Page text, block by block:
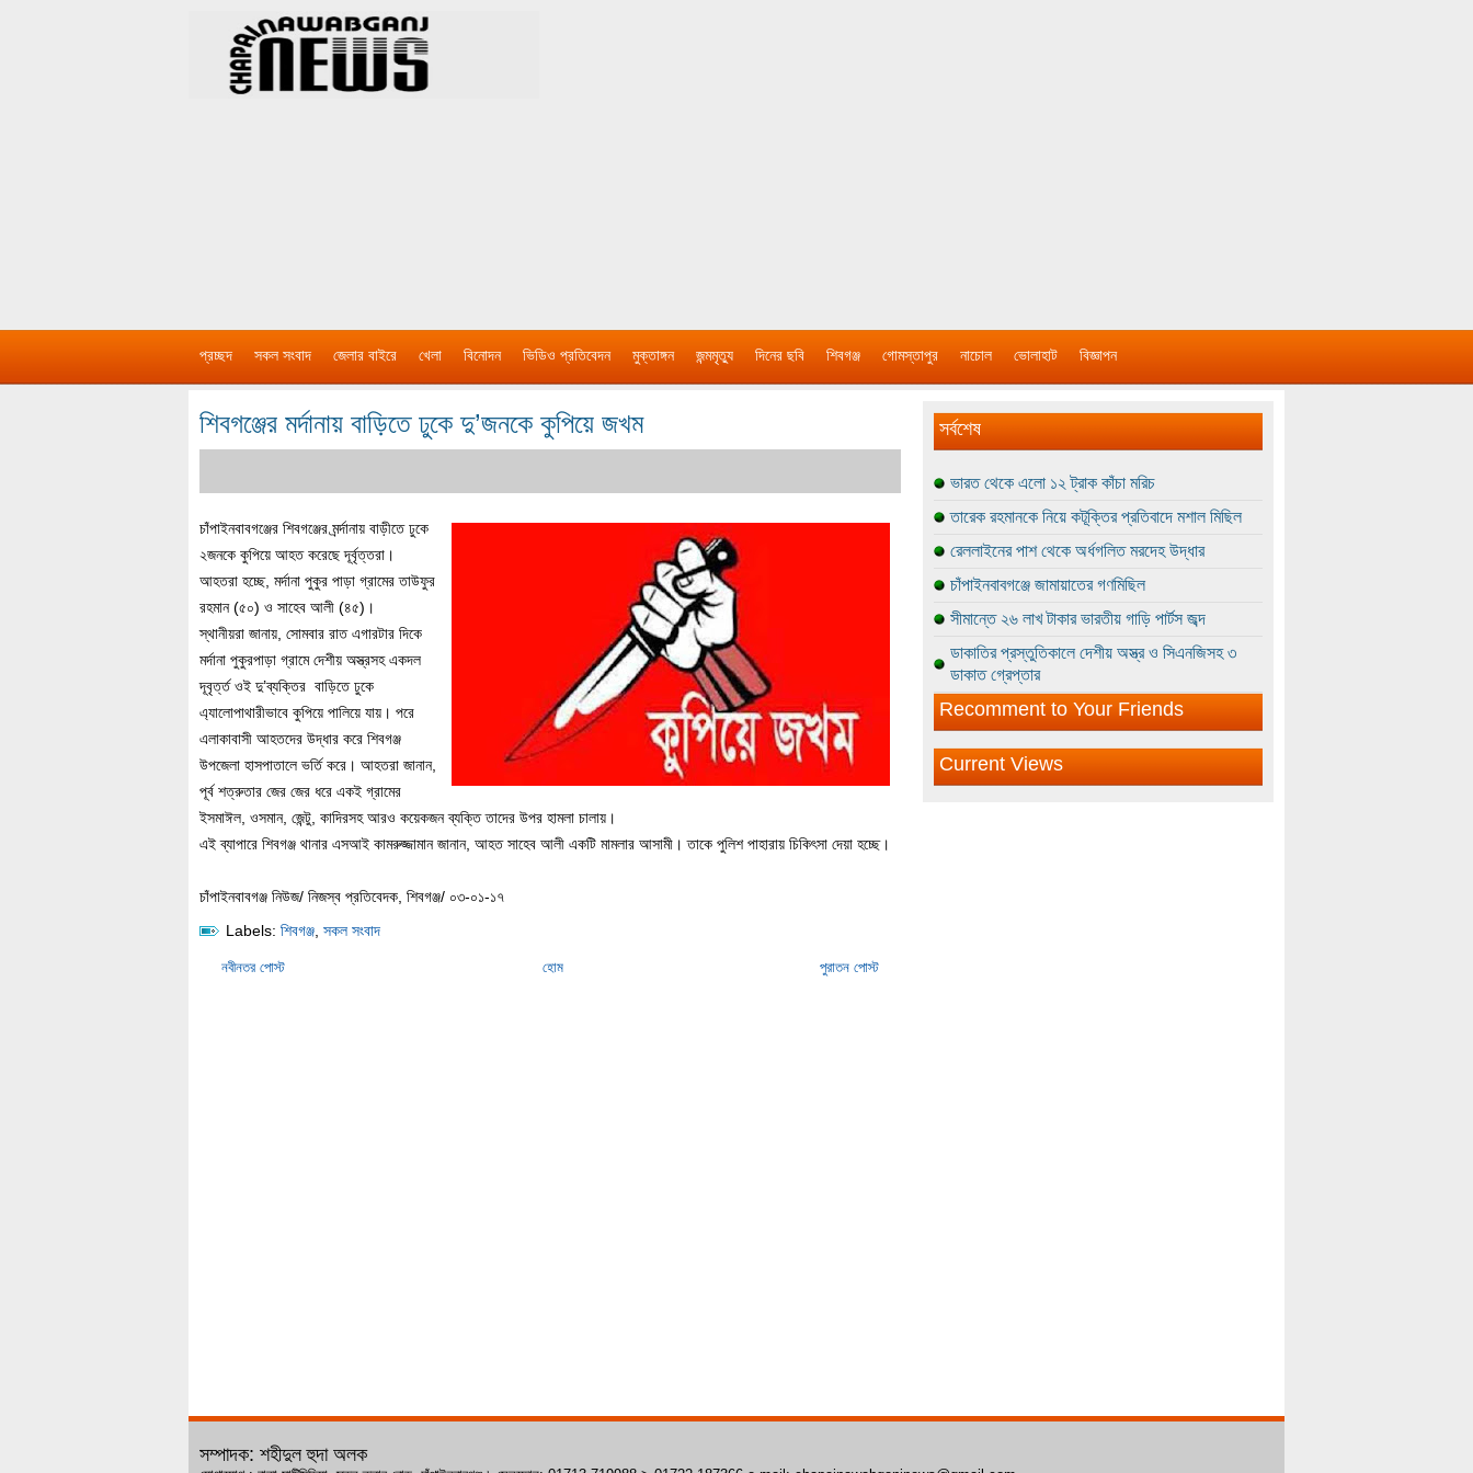
প্রচ্ছদ সকল সংবাদ জেলার বাইরে খেলা বিনোদন ভিডিও প্রতিবেদন মুক্তাঙ্গন জন্মমৃত্যু দিনের ছবি শিবগঞ্জ গোমস্তাপুর নাচোল ভোলাহাট বিজ্ঞাপন
শিবগঞ্জের মর্দানায় বাড়িতে ঢুকে দু’জনকে কুপিয়ে জখম
চাঁপাইনবাবগঞ্জের শিবগঞ্জের মর্র্দানায় বাড়ীতে ঢুকে
২জনকে কুপিয়ে আহত করেছে দূর্বৃত্তরা।
আহতরা হচ্ছে, মর্দানা পুকুর পাড়া গ্রামের তাউফুর
রহমান (৫০) ও সাহেব আলী (৪৫)।
স্থানীয়রা জানায়, সোমবার রাত এগারটার দিকে
মর্দানা পুকুরপাড়া গ্রামে দেশীয় অস্ত্রসহ একদল
দূবৃর্ত্ত ওই দু’ব্যক্তির বাড়িতে ঢুকে
এ্যালোপাথারীভাবে কুপিয়ে পালিয়ে যায়। পরে
এলাকাবাসী আহতদের উদ্ধার করে শিবগঞ্জ
উপজেলা হাসপাতালে ভর্তি করে। আহতরা জানান,
পূর্ব শত্রুতার জের জের ধরে একই গ্রামের
ইসমাঈল, ওসমান, জেন্টু, কাদিরসহ আরও কয়েকজন ব্যক্তি তাদের উপর হামলা চালায়।
এই ব্যাপারে শিবগঞ্জ থানার এসআই কামরুজ্জামান জানান, আহত সাহেব আলী একটি মামলার আসামী। তাকে পুলিশ পাহারায় চিকিৎসা দেয়া হচ্ছে।
চাঁপাইনবাবগঞ্জ নিউজ/ নিজস্ব প্রতিবেদক, শিবগঞ্জ/ ০৩-০১-১৭
Labels: শিবগঞ্জ সকল সংবাদ
নবীনতর পোস্ট পুরাতন পোস্ট
হোম
সর্বশেষ
ভারত থেকে এলো ১২ ট্রাক কাঁচা মরিচ
তারেক রহমানকে নিয়ে কটূক্তির প্রতিবাদে মশাল মিছিল
রেললাইনের পাশ থেকে অর্ধগলিত মরদেহ উদ্ধার
চাঁপাইনবাবগঞ্জে জামায়াতের গণমিছিল
সীমান্তে ২৬ লাখ টাকার ভারতীয় গাড়ি পার্টস জব্দ
ডাকাতির প্রস্তুতিকালে দেশীয় অস্ত্র ও সিএনজিসহ ৩
ডাকাত গ্রেপ্তার
Recomment to Your Friends
Current Views
সম্পাদক: শহীদুল হুদা অলক